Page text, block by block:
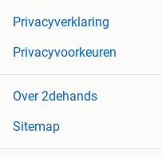
Privacyverklaring
Privacyvoorkeuren
Over 2dehands
Sitemap